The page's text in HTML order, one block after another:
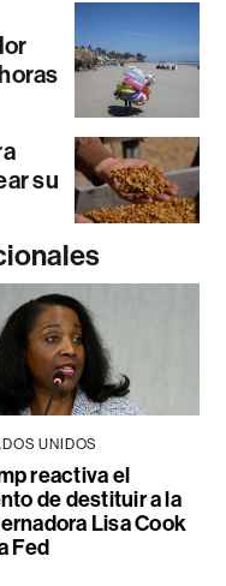
su
UNIDOS
reactiva el
de destituir a la
Lisa Cook
Fed